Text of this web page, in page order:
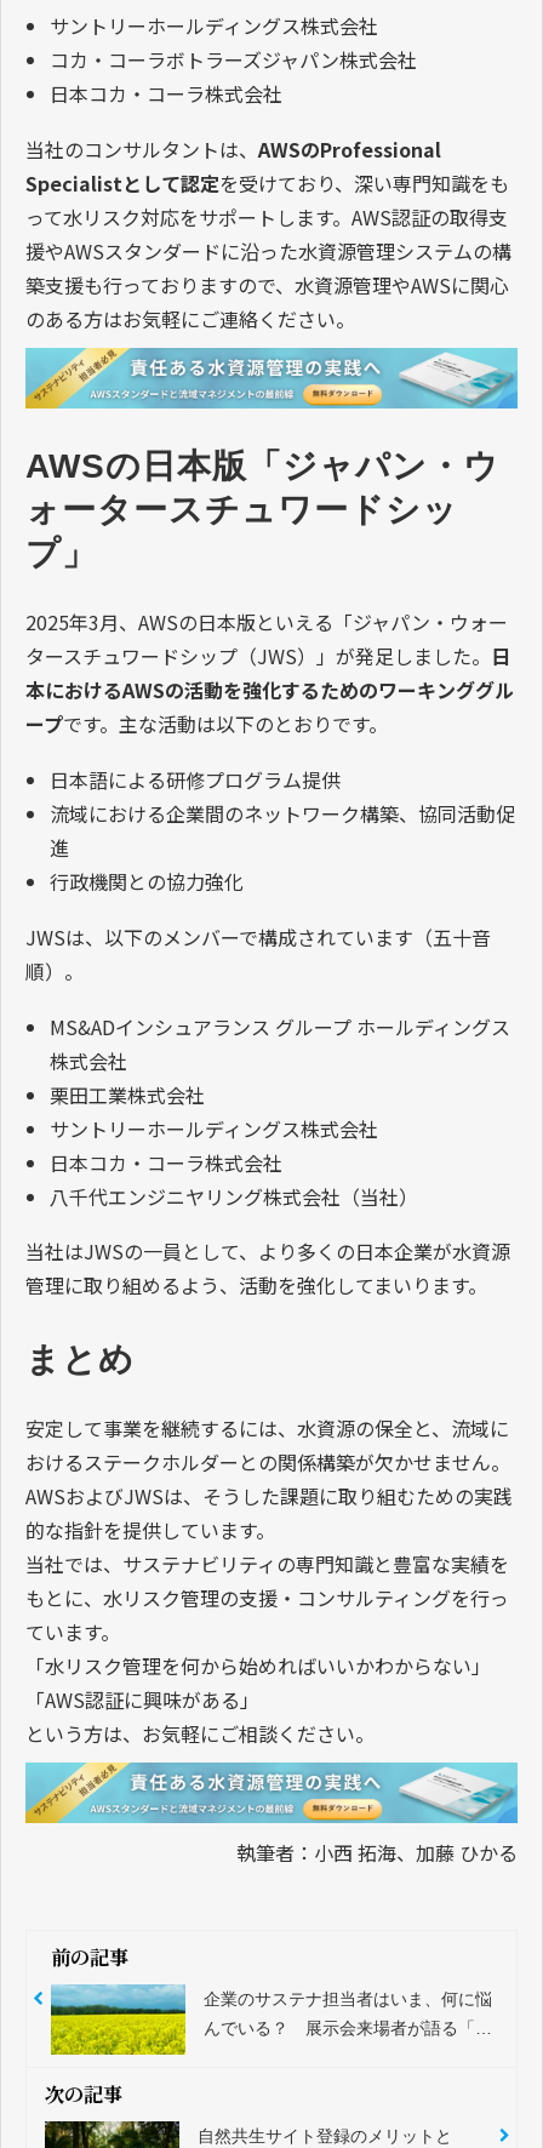
サントリーホールディングス株式会社
コカ・コーラボトラーズジャパン株式会社
日本コカ・コーラ株式会社
当社のコンサルタントは、AWSのProfessional
Specialistとして認定を受けており、深い専門知識をも
って水リスク対応をサポートします。AWS認証の取得支
援やAWSスタンダードに沿った水資源管理システムの構
築支援も行っておりますので、水資源管理やAWSに関心
のある方はお気軽にご連絡ください。
AWSの日本版「ジャパン・ウ
ォータースチュワードシッ
プ」
2025年3月、AWSの日本版といえる「ジャパン・ウォー
タースチュワードシップ（JWS）」が発足しました。 日
本におけるAWSの活動を強化するためのワーキンググル
ープです。主な活動は以下のとおりです。
日本語による研修プログラム提供
流域における企業間のネットワーク構築、協同活動促
進
行政機関との協力強化
JWSは、以下のメンバーで構成されています（五十音
順）。
MS&ADインシュアランス グループ ホールディングス
株式会社
栗田工業株式会社
サントリーホールディングス株式会社
日本コカ・コーラ株式会社
八千代エンジニヤリング株式会社（当社）
当社はJWSの一員として、より多くの日本企業が水資源
管理に取り組めるよう、活動を強化してまいります。
まとめ
安定して事業を継続するには、水資源の保全と、流域に
おけるステークホルダーとの関係構築が欠かせません。
AWSおよびJWSは、そうした課題に取り組むための実践
的な指針を提供しています。
当社では、サステナビリティの専門知識と豊富な実績を
もとに、水リスク管理の支援・コンサルティングを行っ
ています。
「水リスク管理を何から始めればいいかわからない」
「AWS認証に興味がある」
という方は、お気軽にご相談ください。
執筆者：小西 拓海、加藤 ひかる
前の記事
企業のサステナ担当者はいま、何に悩
んでいる？ 展示会来場者が語る「次
次の記事
自然共生サイト登録のメリットと